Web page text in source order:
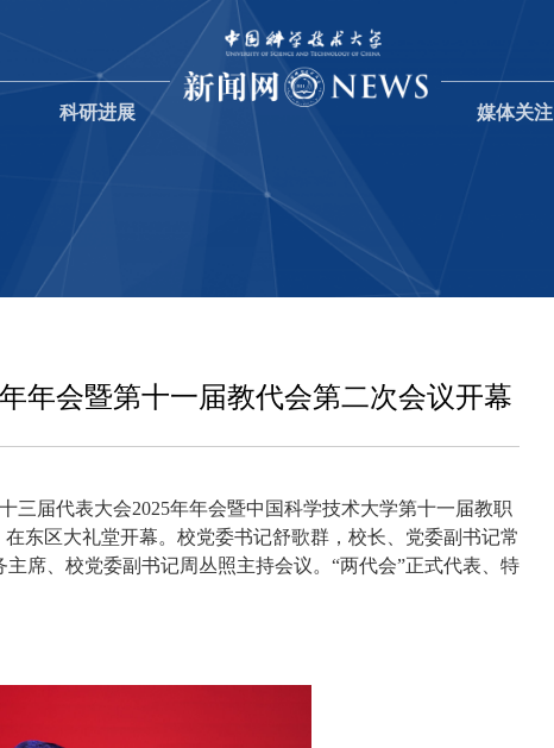
科研进展 媒体关注
年会暨第十一届教代会第二次会议开幕
三届代表大会2025年年会暨中国科学技术大学第十一届教职
东区大礼堂开幕。校党委书记舒歌群，校长、党委副书记常
席、校党委副书记周丛照主持会议。“两代会”正式代表、特